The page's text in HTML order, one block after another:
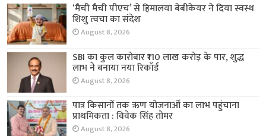
‘मैची मैची पीएच’ से हिमालया बेबीकेयर ने दिया स्वस्थ
शिशु त्वचा का संदेश
August 8, 2026
SBI का कुल कारोबार ₹110 लाख करोड़ के पार, शुद्ध
लाभ ने बनाया नया रिकॉर्ड
August 8, 2026
पात्र किसानों तक ऋण योजनाओं का लाभ पहुंचाना
प्राथमिकता : विवेक सिंह तोमर
August 8, 2026